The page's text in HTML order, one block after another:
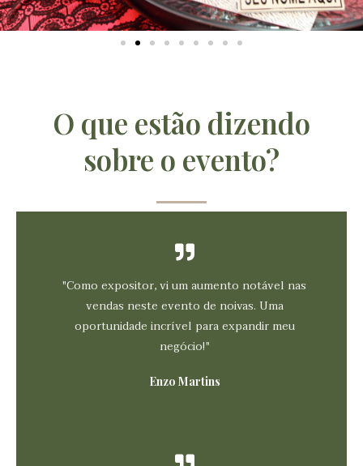
O que estão dizendo
sobre o evento?
"Como expositor, vi um aumento notável nas
vendas neste evento de noivas. Uma
oportunidade incrível para expandir meu
negócio!"
Enzo Martins